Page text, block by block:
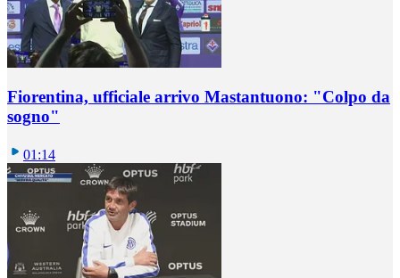
Fiorentina, ufficiale arrivo Mastantuono: "Colpo da
sogno"
01:14